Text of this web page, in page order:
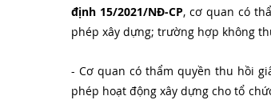
định 15/2021/NĐ-CP, cơ quan có
phép xây dựng; trường hợp không
- Cơ quan có thẩm quyền thu hồi
phép hoạt động xây dựng cho tổ